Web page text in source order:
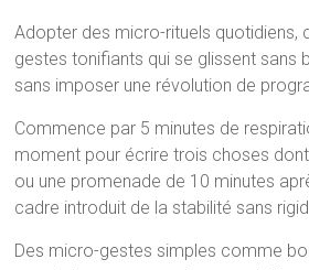
Adopter des micro-rituels quotidiens,
gestes tonifiants qui se glissent sans
sans imposer une révolution de
Commence par 5 minutes de
moment pour écrire trois choses
ou une promenade de 10 minutes
cadre introduit de la stabilité sans
Des micro-gestes simples comme